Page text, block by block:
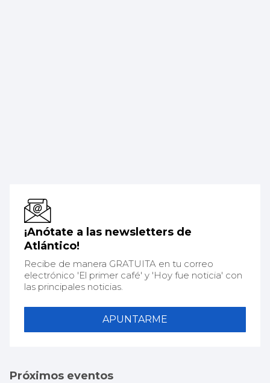
¡Anótate a las newsletters de
Atlántico!
Recibe de manera GRATUITA en tu correo
electrónico 'El primer café' y 'Hoy fue noticia' con
las principales noticias.
APUNTARME
Próximos eventos